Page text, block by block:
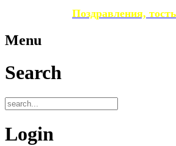
Поздравления,
Menu
Search
Login